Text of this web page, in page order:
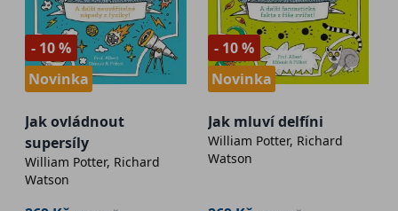
- 10 %
Novinka
Jak ovládnout
supersíly
William Potter, Richard
Watson
- 10 %
Novinka
Jak mluví delfíni
William Potter, Richard
Watson